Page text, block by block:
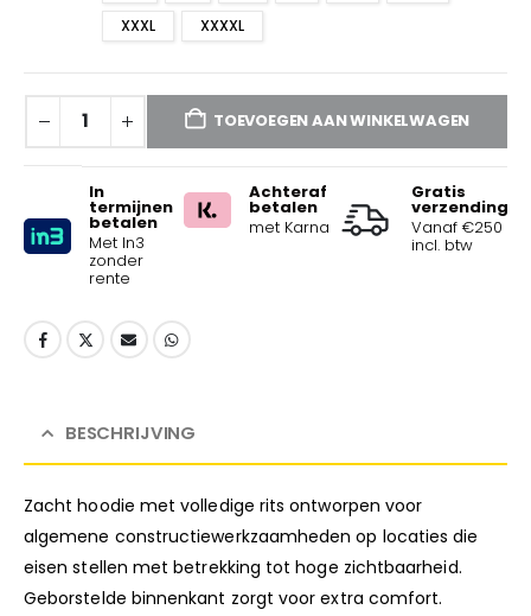
XXXL
XXXXL
TOEVOEGEN AAN WINKELWAGEN
In
termijnen
betalen
Met In3
zonder
rente
Achteraf
betalen
met Karna
Gratis
verzending
Vanaf €250
incl. btw
BESCHRIJVING
Zacht hoodie met volledige rits ontworpen voor
algemene constructiewerkzaamheden op locaties die
eisen stellen met betrekking tot hoge zichtbaarheid.
Geborstelde binnenkant zorgt voor extra comfort.